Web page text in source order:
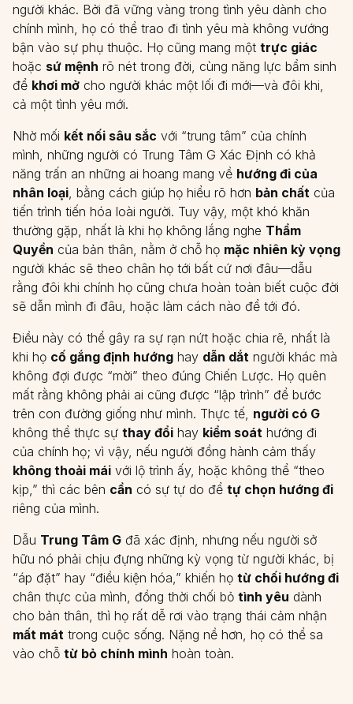
người khác. Bởi đã vững vàng trong tình yêu dành cho
chính mình, họ có thể trao đi tình yêu mà không vướng
bận vào sự phụ thuộc. Họ cũng mang một trực giác
hoặc sứ mệnh rõ nét trong đời, cùng năng lực bẩm sinh
để khơi mở cho người khác một lối đi mới—và đôi khi,
cả một tình yêu mới.
Nhờ mối kết nối sâu sắc với “trung tâm” của chính
mình, những người có Trung Tâm G Xác Định có khả
năng trấn an những ai hoang mang về hướng đi của
nhân loại , bằng cách giúp họ hiểu rõ hơn bản chất của
tiến trình tiến hóa loài người. Tuy vậy, một khó khăn
thường gặp, nhất là khi họ không lắng nghe Thẩm
Quyền của bản thân, nằm ở chỗ họ mặc nhiên kỳ vọng
người khác sẽ theo chân họ tới bất cứ nơi đâu—dẫu
rằng đôi khi chính họ cũng chưa hoàn toàn biết cuộc đời
sẽ dẫn mình đi đâu, hoặc làm cách nào để tới đó.
Điều này có thể gây ra sự rạn nứt hoặc chia rẽ, nhất là
khi họ cố gắng định hướng hay dẫn dắt người khác mà
không đợi được “mời” theo đúng Chiến Lược. Họ quên
mất rằng không phải ai cũng được “lập trình” để bước
trên con đường giống như mình. Thực tế, người có G
không thể thực sự thay đổi hay kiểm soát hướng đi
của chính họ; vì vậy, nếu người đồng hành cảm thấy
không thoải mái với lộ trình ấy, hoặc không thể “theo
kịp,” thì các bên cần có sự tự do để tự chọn hướng đi
riêng của mình.
Dẫu Trung Tâm G đã xác định, nhưng nếu người sở
hữu nó phải chịu đựng những kỳ vọng từ người khác, bị
“áp đặt” hay “điều kiện hóa,” khiến họ từ chối hướng đi
chân thực của mình, đồng thời chối bỏ tình yêu dành
cho bản thân, thì họ rất dễ rơi vào trạng thái cảm nhận
mất mát trong cuộc sống. Nặng nề hơn, họ có thể sa
vào chỗ từ bỏ chính mình hoàn toàn.